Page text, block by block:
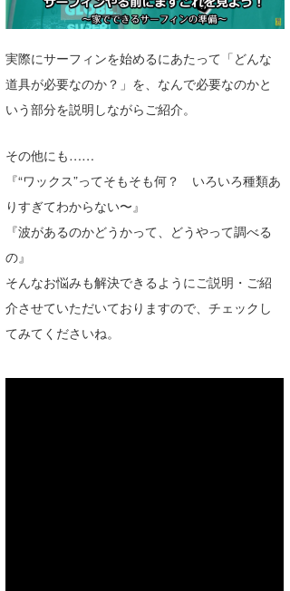
会員メニュー
今月のプレゼント
実際にサーフィンを始めるにあたって「どんな
道具が必要なのか？」を、なんで必要なのかと
いう部分を説明しながらご紹介。
その他にも……
『“ワックス”ってそもそも何？ いろいろ種類あ
りすぎてわからない〜』
『波があるのかどうかって、どうやって調べる
の』
そんなお悩みも解決できるようにご説明・ご紹
介させていただいておりますので、チェックし
てみてくださいね。
ショップ情報
千葉北
伊豆
千葉南
四国
ウラナミ
その他
ルール＆How to
VOTE!
サーファーズ